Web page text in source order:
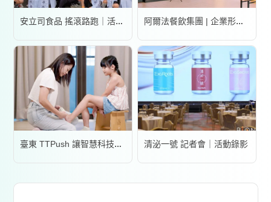
安立司食品 搖滾路跑｜活動錄影 阿爾法餐飲集團 | 企業形象宣傳片
臺東 TTPush 讓智慧科技更有溫度 | 形象影片 清泌一號 記者會｜活動錄影